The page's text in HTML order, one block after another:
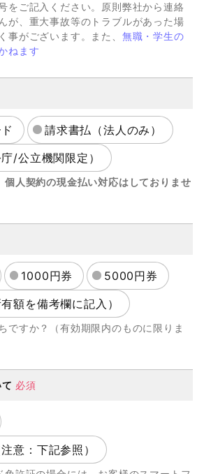
をご記入ください。原則弊社から連絡
が、重大事故等のトラブルがあった場
事がございます。また、 無職・学生の
ねます
請求書払（法人のみ）
/公立機関限定）
個人契約の現金払い対応はしておりませ
1000円券
5000円券
額を備考欄に記入）
ですか？（有効期限内のものに限りま
必須
意：下記参照）